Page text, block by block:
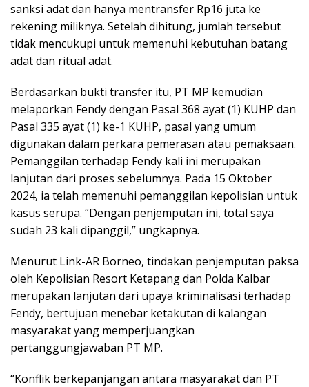
sanksi adat dan hanya mentransfer Rp16 juta ke
rekening miliknya. Setelah dihitung, jumlah tersebut
tidak mencukupi untuk memenuhi kebutuhan batang
adat dan ritual adat.
Berdasarkan bukti transfer itu, PT MP kemudian
melaporkan Fendy dengan Pasal 368 ayat (1) KUHP dan
Pasal 335 ayat (1) ke-1 KUHP, pasal yang umum
digunakan dalam perkara pemerasan atau pemaksaan.
Pemanggilan terhadap Fendy kali ini merupakan
lanjutan dari proses sebelumnya. Pada 15 Oktober
2024, ia telah memenuhi pemanggilan kepolisian untuk
kasus serupa. “Dengan penjemputan ini, total saya
sudah 23 kali dipanggil,” ungkapnya.
Menurut Link-AR Borneo, tindakan penjemputan paksa
oleh Kepolisian Resort Ketapang dan Polda Kalbar
merupakan lanjutan dari upaya kriminalisasi terhadap
Fendy, bertujuan menebar ketakutan di kalangan
masyarakat yang memperjuangkan
pertanggungjawaban PT MP.
“Konflik berkepanjangan antara masyarakat dan PT